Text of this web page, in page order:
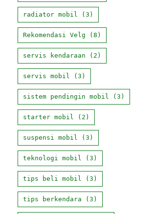
radiator mobil (3)
Rekomendasi Velg (8)
servis kendaraan (2)
servis mobil (3)
sistem pendingin mobil (3)
starter mobil (2)
suspensi mobil (3)
teknologi mobil (3)
tips beli mobil (3)
tips berkendara (3)